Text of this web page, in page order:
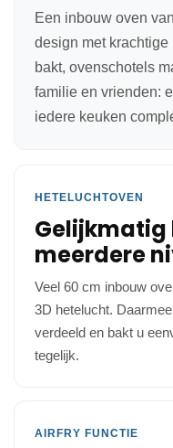
Een inbouw oven
design met
bakt, ovenschotels
familie en vrienden:
iedere keuken
HETELUCHTOVEN
Gelijkmatig
meerdere
Veel 60 cm inbouw
3D hetelucht.
verdeeld en bakt u
tegelijk.
AIRFRY FUNCTIE